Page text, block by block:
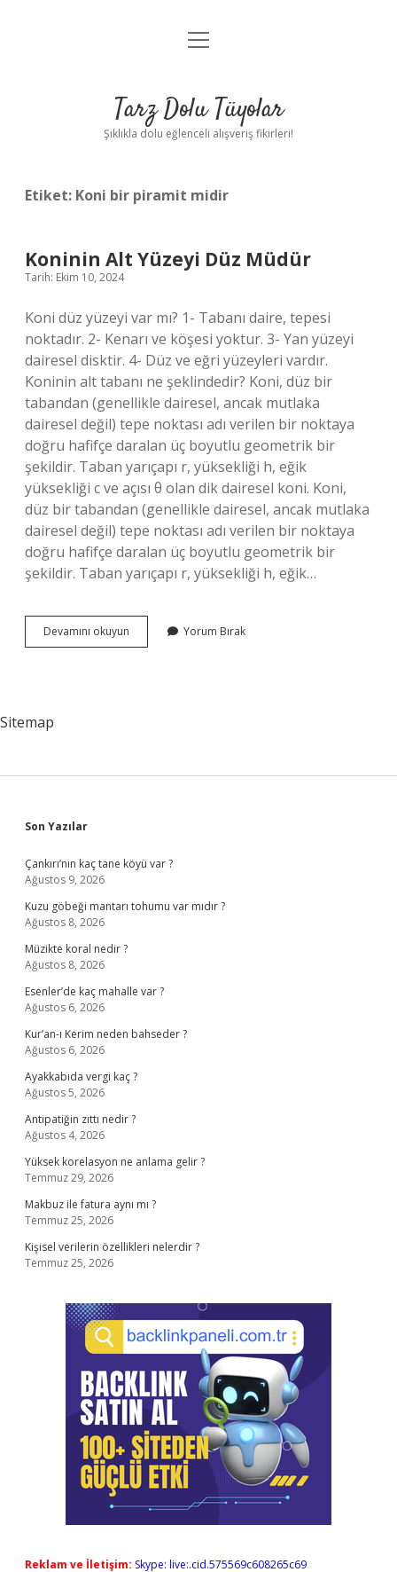
Anasayfa
Yasal Uyarı
menüyü
Tarz Dolu Tüyolar
Şıklıkla dolu eğlenceli alışveriş fikirleri!
Etiket: Koni bir piramit midir
Koninin Alt Yüzeyi Düz Müdür
Tarih: Ekim 10, 2024
Koni düz yüzeyi var mı? 1- Tabanı daire, tepesi
noktadır. 2- Kenarı ve köşesi yoktur. 3- Yan yüzeyi
dairesel disktir. 4- Düz ve eğri yüzeyleri vardır.
Koninin alt tabanı ne şeklindedir? Koni, düz bir
tabandan (genellikle dairesel, ancak mutlaka
dairesel değil) tepe noktası adı verilen bir noktaya
doğru hafifçe daralan üç boyutlu geometrik bir
şekildir. Taban yarıçapı r, yüksekliği h, eğik
yüksekliği c ve açısı θ olan dik dairesel koni. Koni,
düz bir tabandan (genellikle dairesel, ancak mutlaka
dairesel değil) tepe noktası adı verilen bir noktaya
doğru hafifçe daralan üç boyutlu geometrik bir
şekildir. Taban yarıçapı r, yüksekliği h, eğik…
Devamını okuyun
Alt
Yorum Bırak
Sitemap
Sidebar
Son Yazılar
Çankırı’nın kaç tane köyü var ?
Ağustos 9, 2026
Kuzu göbeği mantarı tohumu var mıdır ?
Ağustos 8, 2026
Müzikte koral nedir ?
Ağustos 8, 2026
Esenler’de kaç mahalle var ?
Ağustos 6, 2026
Kur’an-ı Kerim neden bahseder ?
Ağustos 6, 2026
Ayakkabıda vergi kaç ?
Ağustos 5, 2026
Antipatiğin zıttı nedir ?
Ağustos 4, 2026
Yüksek korelasyon ne anlama gelir ?
Temmuz 29, 2026
Makbuz ile fatura aynı mı ?
Temmuz 25, 2026
Kişisel verilerin özellikleri nelerdir ?
Temmuz 25, 2026
Reklam ve İletişim: Skype: live:.cid.575569c608265c69